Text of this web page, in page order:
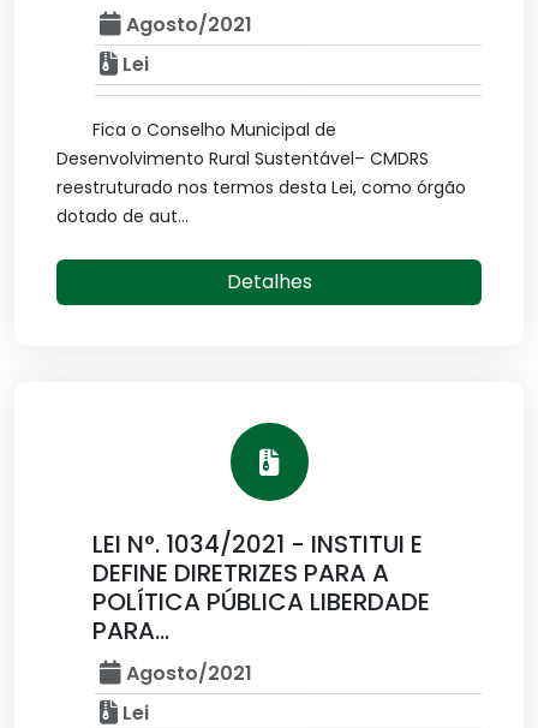
Agosto/2021
Lei
Fica o Conselho Municipal de
Desenvolvimento Rural Sustentável– CMDRS
reestruturado nos termos desta Lei, como órgão
dotado de aut...
Detalhes
LEI N°. 1034/2021 - INSTITUI E
DEFINE DIRETRIZES PARA A
POLÍTICA PÚBLICA LIBERDADE
PARA...
Agosto/2021
Lei